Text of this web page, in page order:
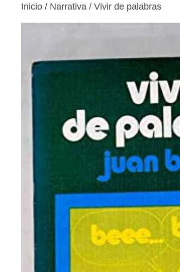
Inicio / Narrativa / Vivir de palabras